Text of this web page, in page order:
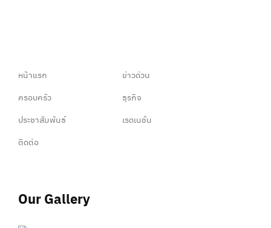
หน้าแรก
ข่าวด่วน
ครอบครัว
ธุรกิจ
ประชาสัมพันธ์
เรดเนชั่น
ติดต่อ
Our Gallery